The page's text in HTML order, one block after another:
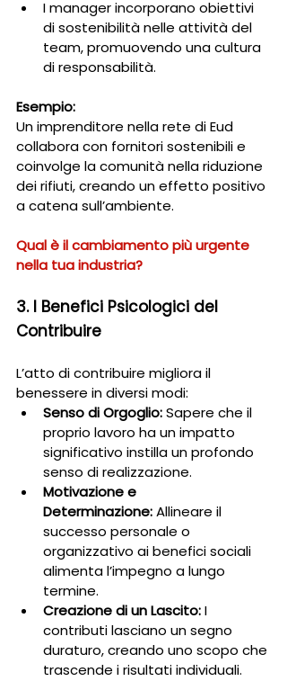
I manager incorporano obiettivi
di sostenibilità nelle attività del
team, promuovendo una cultura
di responsabilità.
Esempio:
Un imprenditore nella rete di Eud
collabora con fornitori sostenibili e
coinvolge la comunità nella riduzione
dei rifiuti, creando un effetto positivo
a catena sull’ambiente.
Qual è il cambiamento più urgente
nella tua industria?
3. I Benefici Psicologici del
Contribuire
L’atto di contribuire migliora il
benessere in diversi modi:
Senso di Orgoglio: Sapere che il
proprio lavoro ha un impatto
significativo instilla un profondo
senso di realizzazione.
Motivazione e
Determinazione: Allineare il
successo personale o
organizzativo ai benefici sociali
alimenta l’impegno a lungo
termine.
Creazione di un Lascito: I
contributi lasciano un segno
duraturo, creando uno scopo che
trascende i risultati individuali.